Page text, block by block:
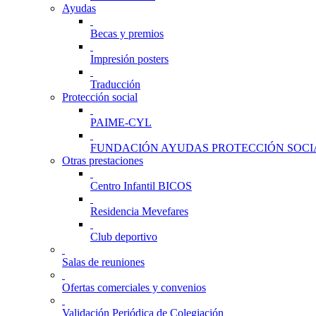
Ayudas
Becas y premios
Impresión posters
Traducción
Protección social
PAIME-CYL
FUNDACIÓN AYUDAS PROTECCIÓN
Otras prestaciones
Centro Infantil BICOS
Residencia Mevefares
Club deportivo
Salas de reuniones
Ofertas comerciales y convenios
Validación Periódica de Colegiación